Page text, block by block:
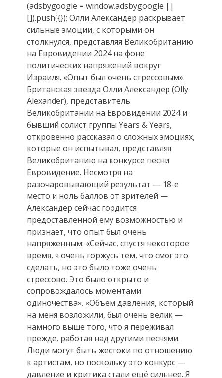
(adsbygoogle = window.adsbygoogle ||
[]).push({}); Олли Александер раскрывает
сильные эмоции, с которыми он
столкнулся, представляя Великобританию
на Евровидении 2024 на фоне
политических напряжений вокруг
Израиля. «Опыт был очень стрессовым».
Британская звезда Олли Александер (Olly
Alexander), представитель
Великобритании на Евровидении 2024 и
бывший солист группы Years & Years,
откровенно рассказал о сложных эмоциях,
которые он испытывал, представляя
Великобританию на конкурсе песни
Евровидение. Несмотря на
разочаровывающий результат — 18-е
место и ноль баллов от зрителей —
Александер сейчас гордится
предоставленной ему возможностью и
признает, что опыт был очень
напряженным: «Сейчас, спустя некоторое
время, я очень горжусь тем, что смог это
сделать, но это было тоже очень
стрессово. Это было открыто и
сопровождалось моментами
одиночества». «Объем давления, который
на меня возложили, был очень велик —
намного выше того, что я переживал
прежде, работая над другими песнями.
Люди могут быть жестоки по отношению
к артистам, но поскольку это конкурс —
давление и критика стали ещё сильнее. Я